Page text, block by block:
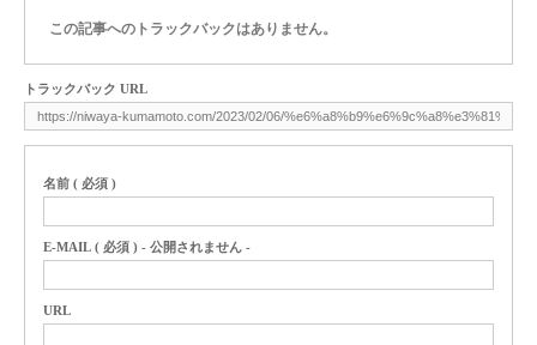
この記事へのトラックバックはありません。
トラックバック URL
名前 ( 必須 )
E-MAIL ( 必須 ) - 公開されません -
URL